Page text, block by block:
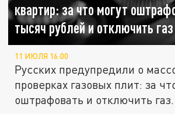
квартир: за что могут
тысяч рублей и отключить газ
11 ИЮЛЯ 16:00
Русских предупредили о
проверках газовых плит: за
оштрафовать и отключить газ.